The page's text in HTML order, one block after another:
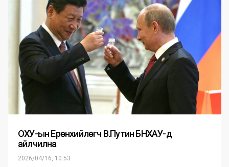
ОХУ-ын Ерөнхийлөгч В.Путин БНХАУ-д
айлчилна
2026/04/16, 10:53